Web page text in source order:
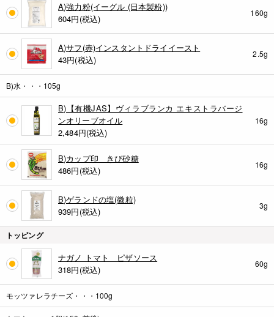
A)強力粉(イーグル (日本製粉))
604円(税込)
160g
A)サフ(赤)インスタントドライイースト
43円(税込)
2.5g
B)水・・・105g
B)【有機JAS】ヴィラブランカ エキストラバージ
ンオリーブオイル
2,484円(税込)
16g
B)カップ印 きび砂糖
486円(税込)
16g
B)ゲランドの塩(微粒)
939円(税込)
3g
トッピング
ナガノ トマト ピザソース
318円(税込)
60g
モッツァレラチーズ・・・100g